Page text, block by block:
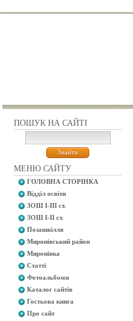
ПОШУК НА САЙТІ
МЕНЮ САЙТУ
ГОЛОВНА СТОРІНКА
Відділ освіти
ЗОШ І-ІІІ ст.
ЗОШ І-ІІ ст.
Позашкілля
Миронівський район
Миронівка
Статті
Фотоальбоми
Каталог сайтів
Гостьова книга
Про сайт